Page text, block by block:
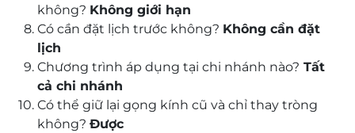
không? Không giới hạn
Có cần đặt lịch trước không? Không cần đặt
lịch
Chương trình áp dụng tại chi nhánh nào? Tất
cả chi nhánh
Có thể giữ lại gọng kính cũ và chỉ thay tròng
không? Được